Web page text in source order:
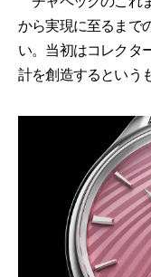
から実現に至るまで
い。当初はコレクタ
計を創造するという